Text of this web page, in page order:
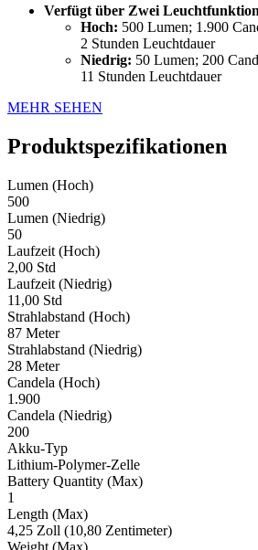
Verfügt über Zwei
Hoch: 500 Lumen; 1.900
2 Stunden Leuchtdauer
Niedrig: 50 Lumen; 200
11 Stunden Leuchtdauer
MEHR SEHEN
Produktspezifikationen
Lumen (Hoch)
500
Lumen (Niedrig)
50
Laufzeit (Hoch)
2,00 Std
Laufzeit (Niedrig)
11,00 Std
Strahlabstand (Hoch)
87 Meter
Strahlabstand (Niedrig)
28 Meter
Candela (Hoch)
1.900
Candela (Niedrig)
200
Akku-Typ
Lithium-Polymer-Zelle
Battery Quantity (Max)
1
Length (Max)
4,25 Zoll (10,80 Zentimeter)